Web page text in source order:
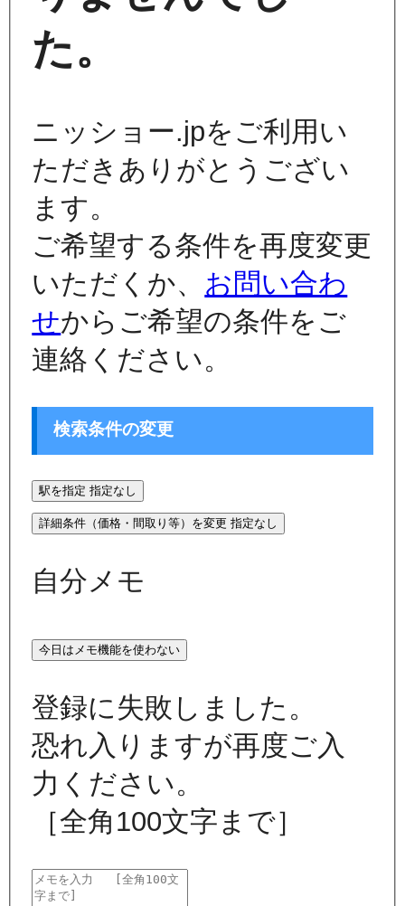
た。
ニッショー.jpをご利用い
ただきありがとうござい
ます。
ご希望する条件を再度変更
いただくか、 お問い合わ
せからご希望の条件をご
連絡ください。
検索条件の変更
駅を指定 指定なし
詳細条件（価格・間取り等）を変更 指定なし
自分メモ
今日はメモ機能を使わない
登録に失敗しました。
恐れ入りますが再度ご入
力ください。
［全角100文字まで］